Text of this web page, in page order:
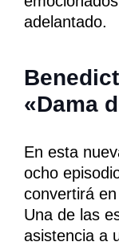
adelantado.
«Dama
En esta
ocho
convertirá
Una de las
asistencia a